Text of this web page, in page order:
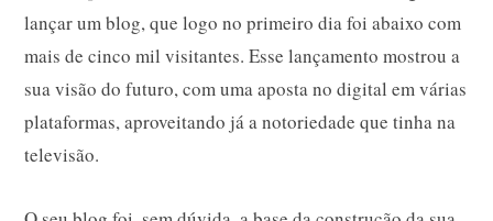
lançar um blog, que logo no primeiro dia foi abaixo com
mais de cinco mil visitantes. Esse lançamento mostrou a
sua visão do futuro, com uma aposta no digital em várias
plataformas, aproveitando já a notoriedade que tinha na
televisão.